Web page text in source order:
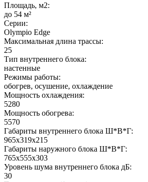
Площадь, м2:
до 54 м²
Серии:
Olympio Edge
Максимальная длина трассы:
25
Тип внутреннего блока:
настенные
Режимы работы:
обогрев, осушение, охлаждение
Мощность охлаждения:
5280
Мощность обогрева:
5570
Габариты внутреннего блока Ш*В*Г:
965x319x215
Габариты наружного блока Ш*В*Г:
765x555x303
Уровень шума внутреннего блока дБ:
30